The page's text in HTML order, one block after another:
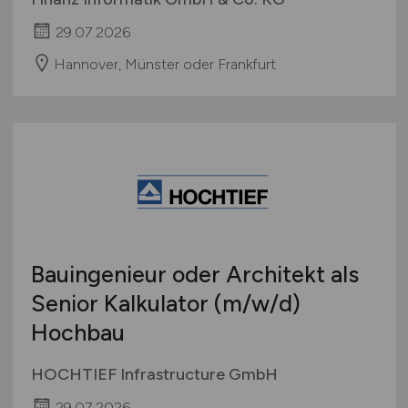
29.07.2026
Hannover, Münster oder Frankfurt
Bauingenieur oder Architekt als
Senior Kalkulator (m/w/d)
Hochbau
HOCHTIEF Infrastructure GmbH